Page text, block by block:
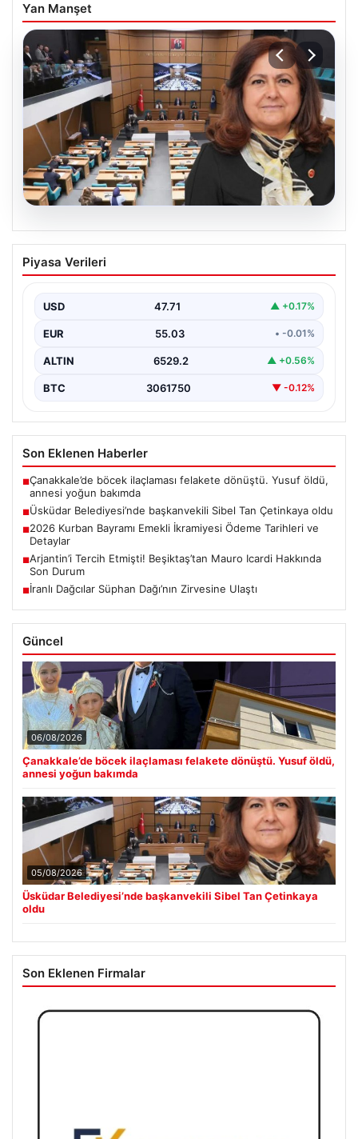
Yan Manşet
Üsküdar Belediyesi’nde başkanvekili
Sibel Tan Çetinkaya oldu
Piyasa Verileri
USD 47.71 ▲ +0.17%
EUR 55.03 • -0.01%
ALTIN 6529.2 ▲ +0.56%
BTC 3061750 ▼ -0.12%
Son Eklenen Haberler
■Çanakkale’de böcek ilaçlaması felakete dönüştü. Yusuf öldü,
annesi yoğun bakımda
■Üsküdar Belediyesi’nde başkanvekili Sibel Tan Çetinkaya oldu
■2026 Kurban Bayramı Emekli İkramiyesi Ödeme Tarihleri ve
Detaylar
■Arjantin’i Tercih Etmişti! Beşiktaş’tan Mauro Icardi Hakkında
Son Durum
■İranlı Dağcılar Süphan Dağı’nın Zirvesine Ulaştı
Güncel
06/08/2026
Çanakkale’de böcek ilaçlaması felakete dönüştü. Yusuf öldü,
annesi yoğun bakımda
05/08/2026
Üsküdar Belediyesi’nde başkanvekili Sibel Tan Çetinkaya
oldu
Son Eklenen Firmalar